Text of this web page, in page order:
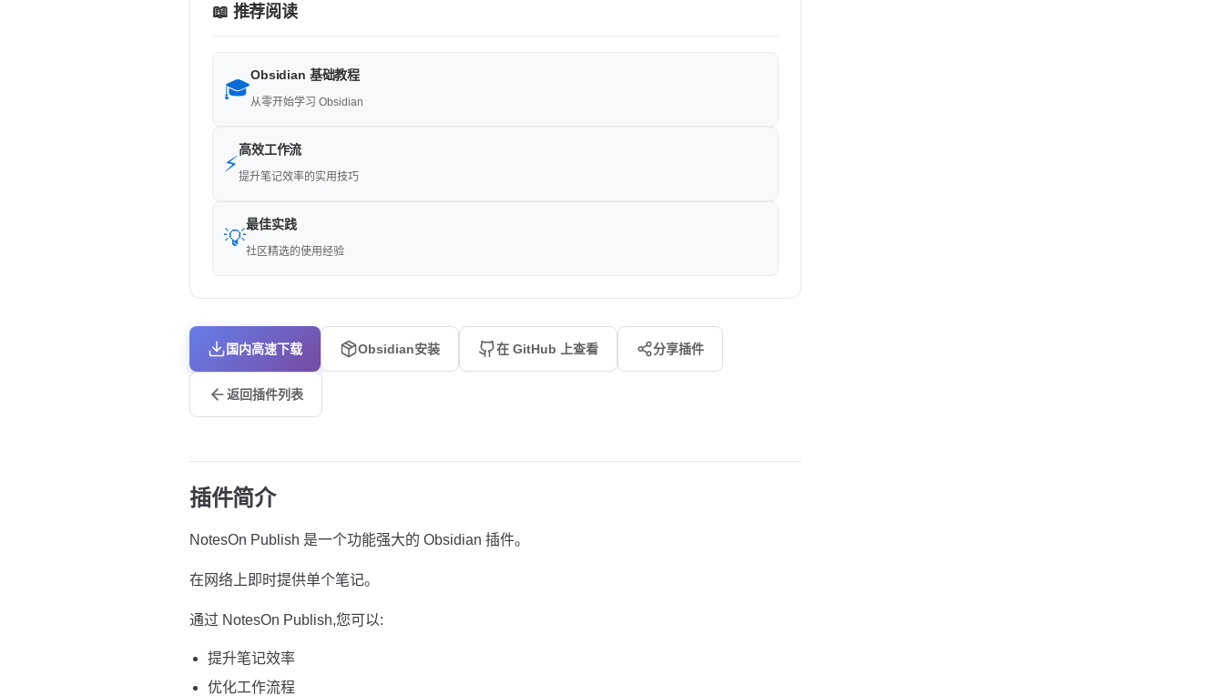
📖 推荐阅读
🎓
Obsidian 基础教程
从零开始学习 Obsidian
⚡
高效工作流
提升笔记效率的实用技巧
💡
最佳实践
社区精选的使用经验
国内高速下载 Obsidian安装 在 GitHub 上查看 分享插件
返回插件列表
插件简介
NotesOn Publish 是一个功能强大的 Obsidian 插件。
在网络上即时提供单个笔记。
通过 NotesOn Publish,您可以:
提升笔记效率
优化工作流程